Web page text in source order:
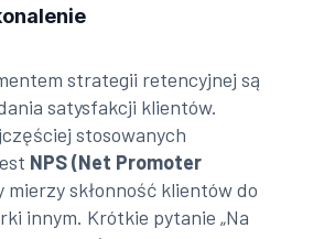
strategii retencyjnej są
satysfakcji klientów.
stosowanych
NPS (Net Promoter
mierzy skłonność klientów do
innym. Krótkie pytanie „Na